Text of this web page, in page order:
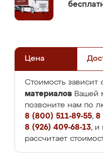
Цена
Стоимость зависит
материалов Вашей
позвоните нам по
8 (800) 511-89-55, 8
8 (926) 409-68-13, и
рассчитает